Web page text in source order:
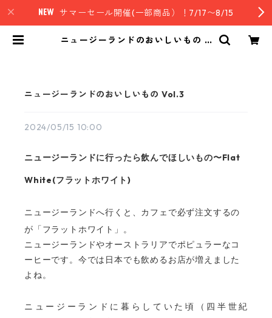
サマーセール開催(一部商品）！7/17〜8/15
ニュージーランドのおいしいもの V
ニュージーランドのおいしいもの Vol.3
2024/05/15 10:00
ニュージーランドに行ったら飲んでほしいもの〜Flat
White(フラットホワイト)
ニュージーランドへ行くと、カフェで必ず注文するの
が「フラットホワイト」。
ニュージーランドやオーストラリアでポピュラーなコ
ーヒーです。今では日本でも飲めるお店が増えました
よね。
ニュージーランドに暮らしていた頃（四半世紀